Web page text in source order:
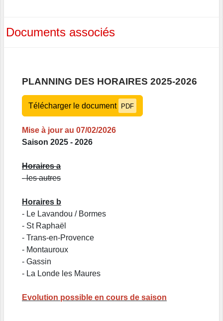
Documents associés
PLANNING DES HORAIRES 2025-2026
Télécharger le document PDF
Mise à jour au 07/02/2026
Saison 2025 - 2026
Horaires a
- les autres
Horaires b
- Le Lavandou / Bormes
- St Raphaël
- Trans-en-Provence
- Montauroux
- Gassin
- La Londe les Maures
Evolution possible en cours de saison